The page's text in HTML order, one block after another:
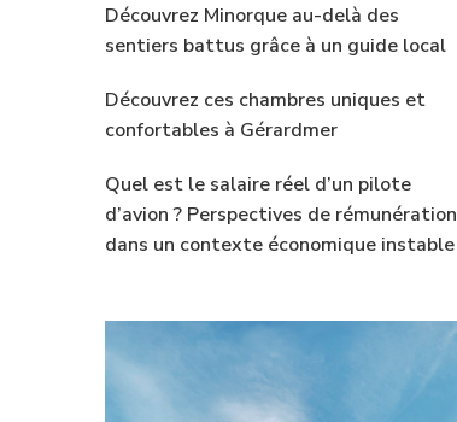
Découvrez Minorque au-delà des
sentiers battus grâce à un guide local
Découvrez ces chambres uniques et
confortables à Gérardmer
Quel est le salaire réel d’un pilote
d’avion ? Perspectives de rémunération
dans un contexte économique instable